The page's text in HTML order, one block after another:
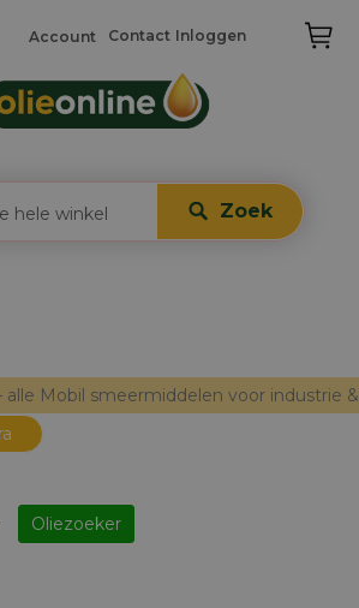
Zoek
Contact Inloggen
Account
alle Mobil smeermiddelen voor industrie
Oliezoeker